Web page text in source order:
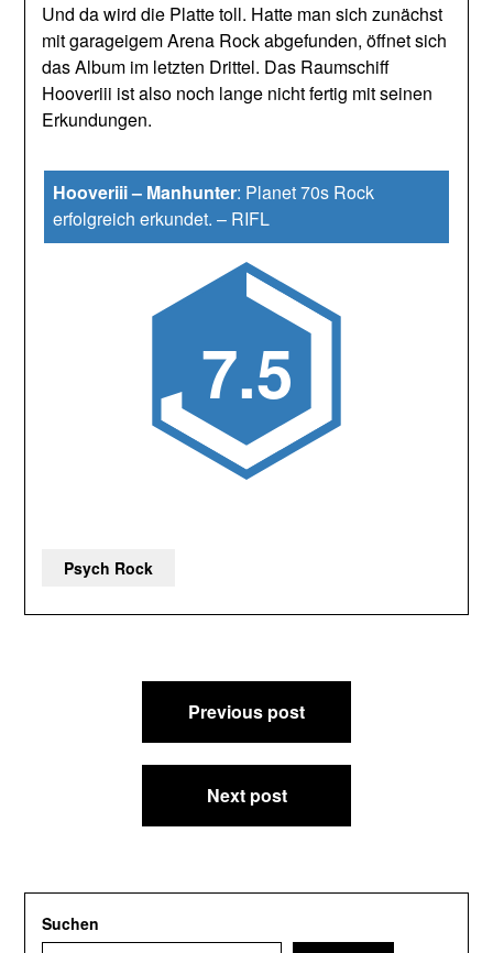
Und da wird die Platte toll. Hatte man sich zunächst
mit garageigem Arena Rock abgefunden, öffnet sich
das Album im letzten Drittel. Das Raumschiff
Hooveriii ist also noch lange nicht fertig mit seinen
Erkundungen.
Hooveriii – Manhunter: Planet 70s Rock
erfolgreich erkundet. – RIFL
7.5
Psych Rock
Beitragsnavigation
Previous post
Next post
Suchen